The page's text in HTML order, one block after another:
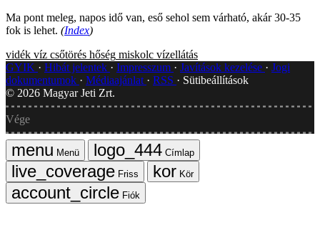
Ma pont meleg, napos idő van, eső sehol sem várható, akár 30-35
fok is lehet. (Index)
vidék víz csőtörés hőség miskolc vízellátás
GYIK
Hibát jelentek Impresszum Javítások kezelése
Jogi
dokumentumok
Médiaajánlat RSS
Sütibeállítások
© 2026 Magyar Jeti Zrt.
Vége
Menü
Címlap
Friss
Kör
Fiók